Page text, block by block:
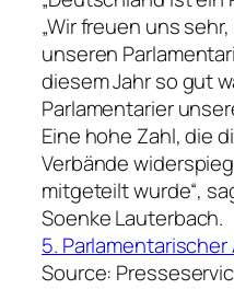
„Wir freuen uns
unseren
diesem Jahr so gut
Parlamentarier
Eine hohe Zahl, die
Verbände
mitgeteilt wurde“,
Soenke Lauterbach.
5.
Source: